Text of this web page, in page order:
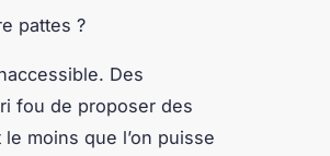
pattes ?
Des
fou de proposer des
moins que l’on puisse